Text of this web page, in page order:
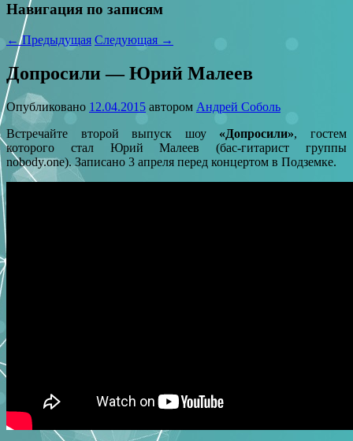
Навигация по записям
←Предыдущая Следующая →
Допросили — Юрий Малеев
Опубликовано 12.04.2015 автором Андрей Соболь
Встречайте второй выпуск шоу «Допросили», гостем
которого стал Юрий Малеев (бас-гитарист группы
nobody.one). Записано 3 апреля перед концертом в Подземке.